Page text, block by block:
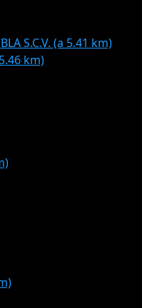
S.C.V. (a 5.41 km)
km)